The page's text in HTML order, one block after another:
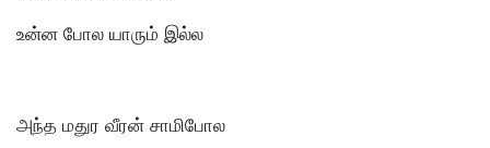
உன்ன போல யாரும் இல்ல
அந்த மதுர வீரன் சாமிபோல